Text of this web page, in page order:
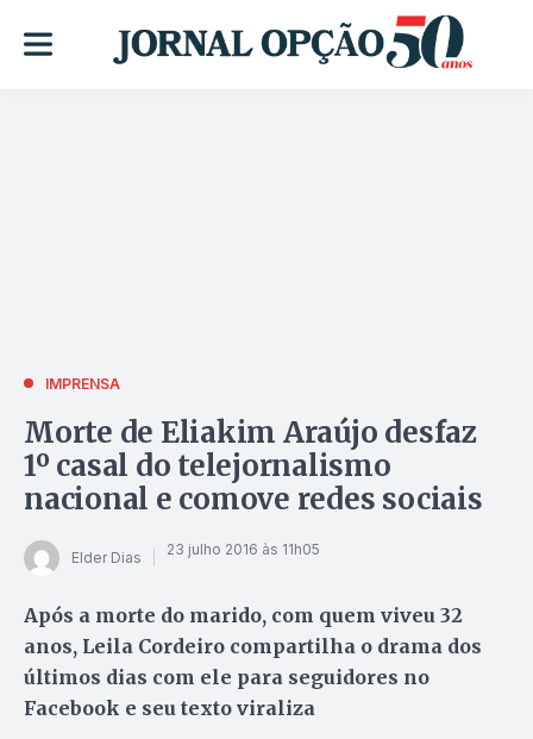
IMPRENSA
Morte de Eliakim Araújo desfaz
1º casal do telejornalismo
nacional e comove redes sociais
Elder Dias 23 julho 2016 às 11h05
Após a morte do marido, com quem viveu 32
anos, Leila Cordeiro compartilha o drama dos
últimos dias com ele para seguidores no
Facebook e seu texto viraliza